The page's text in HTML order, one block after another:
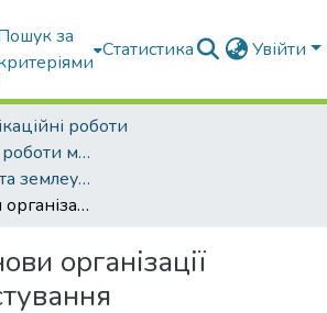
за
Статистика Увійти
роботи
Кваліфікаційні роботи магістрів
ОПП "Геодезія та землеустрій"
Наукові основи організації землекористування сільськогосподарського підприємства в умовах децентралізації влади
організації